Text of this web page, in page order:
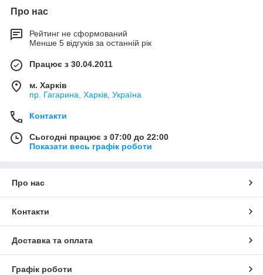
Про нас
Рейтинг не сформований
Менше 5 відгуків за останній рік
Працює з 30.04.2011
м. Харків
пр. Гагарина, Харків, Україна
Контакти
Сьогодні працює з 07:00 до 22:00
Показати весь графік роботи
Про нас
Контакти
Доставка та оплата
Графік роботи